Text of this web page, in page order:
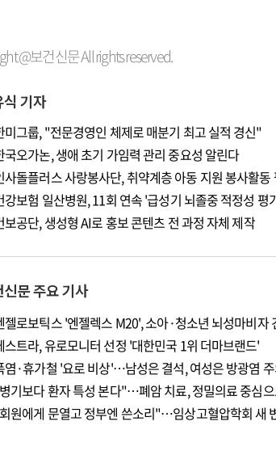
@보건신문 All rights reserved.
식 기자
미그룹, "전문경영인 체제로 매분기 최고 실적 경신"
국오가논, 생애 초기 가임력 관리 중요성 알린다
사돌플러스 사랑봉사단, 취약계층 아동 지원 봉사활동
강보험 일산병원, 11회 연속 '급성기 뇌졸중 적정성 평
보공단, 생성형 AI로 홍보 콘텐츠 전 과정 자체 제작
문 주요 기사
젤로보틱스 '엔젤렉스 M20', 소아·청소년 뇌성마비자
스트라, 유로모니터 선정 '대한민국 1위 더마브랜드'
염·휴가철 '요로 비상'…남성은 결석, 여성은 방광염
기보다 환자 특성 본다"…폐암 치료, 정밀의료 중심
원에게 문열고 정부엔 쓴소리"…임상고혈압학회 새